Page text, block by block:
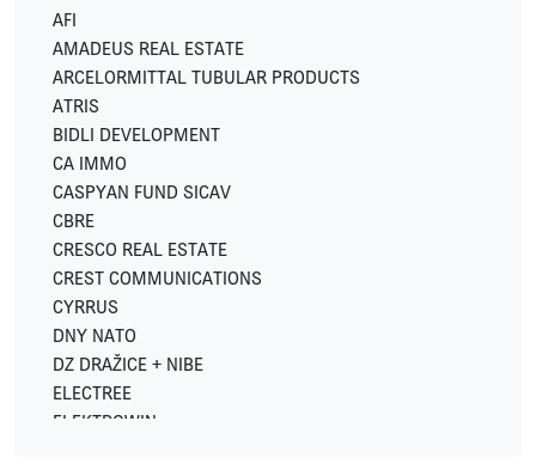
AFI
AMADEUS REAL ESTATE
ARCELORMITTAL TUBULAR PRODUCTS
ATRIS
BIDLI DEVELOPMENT
CA IMMO
CASPYAN FUND SICAV
CBRE
CRESCO REAL ESTATE
CREST COMMUNICATIONS
CYRRUS
DNY NATO
DZ DRAŽICE + NIBE
ELECTREE
ELEKTROWIN